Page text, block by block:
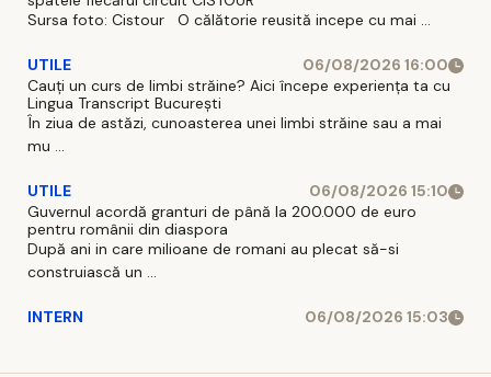
Sursa foto: Cistour O călătorie reusită incepe cu mai ...
UTILE
06/08/2026 16:00
Cauți un curs de limbi străine? Aici începe experiența ta cu
Lingua Transcript București
În ziua de astăzi, cunoasterea unei limbi străine sau a mai
mu ...
UTILE
06/08/2026 15:10
Guvernul acordă granturi de până la 200.000 de euro
pentru românii din diaspora
După ani in care milioane de romani au plecat să-si
construiască un ...
INTERN 06/08/2026 15:03